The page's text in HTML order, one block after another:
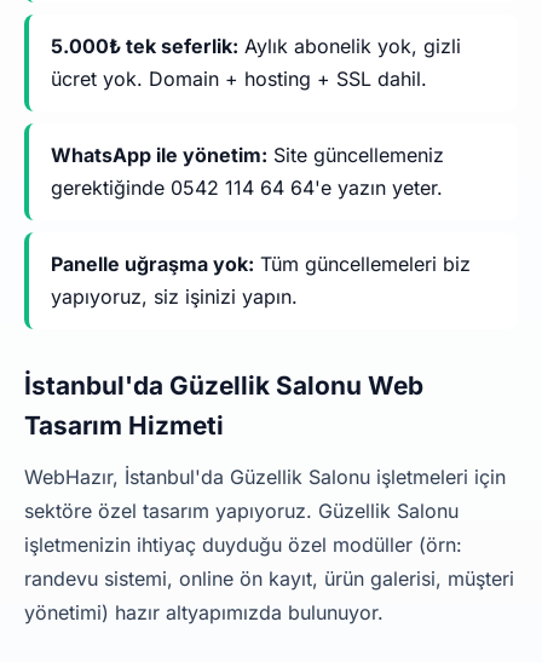
5.000₺ tek seferlik: Aylık abonelik yok, gizli
ücret yok. Domain + hosting + SSL dahil.
WhatsApp ile yönetim: Site güncellemeniz
gerektiğinde 0542 114 64 64'e yazın yeter.
Panelle uğraşma yok: Tüm güncellemeleri biz
yapıyoruz, siz işinizi yapın.
İstanbul'da Güzellik Salonu Web
Tasarım Hizmeti
WebHazır, İstanbul'da Güzellik Salonu işletmeleri için
sektöre özel tasarım yapıyoruz. Güzellik Salonu
işletmenizin ihtiyaç duyduğu özel modüller (örn:
randevu sistemi, online ön kayıt, ürün galerisi, müşteri
yönetimi) hazır altyapımızda bulunuyor.